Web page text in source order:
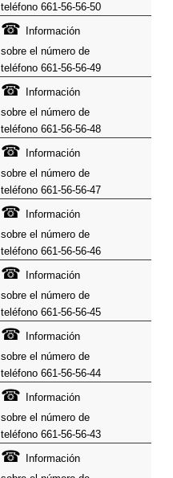
teléfono 661-56-56-50
☎
Información
sobre el número de
teléfono 661-56-56-49
☎
Información
sobre el número de
teléfono 661-56-56-48
☎
Información
sobre el número de
teléfono 661-56-56-47
☎
Información
sobre el número de
teléfono 661-56-56-46
☎
Información
sobre el número de
teléfono 661-56-56-45
☎
Información
sobre el número de
teléfono 661-56-56-44
☎
Información
sobre el número de
teléfono 661-56-56-43
☎
Información